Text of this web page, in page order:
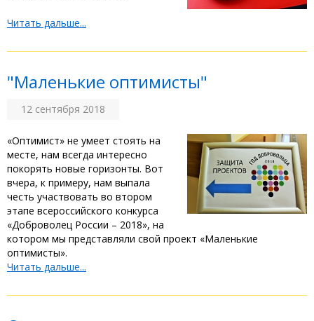
Читать дальше...
"Маленькие оптимисты"
12 сентября 2018
«Оптимист» не умеет стоять на
месте, нам всегда интересно
покорять новые горизонты. Вот
вчера, к примеру, нам выпала
честь участвовать во втором
этапе всероссийского конкурса
«Доброволец России – 2018», на
котором мы представляли свой проект «Маленькие
оптимисты».
Читать дальше...